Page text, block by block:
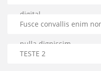
digital
Fusce convallis enim
nulla dignissim.
TESTE 2